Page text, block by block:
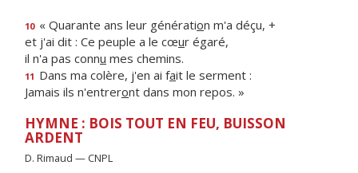
10 « Quarante ans leur génération m'a déçu, +
et j'ai dit : Ce peuple a le cœur égaré,
il n'a pas connu mes chemins.
11 Dans ma colère, j'en ai fait le serment :
Jamais ils n'entreront dans mon repos. »
HYMNE : BOIS TOUT EN FEU, BUISSON
ARDENT
D. Rimaud — CNPL